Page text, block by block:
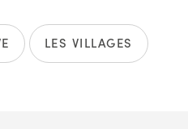
LES VILLAGES